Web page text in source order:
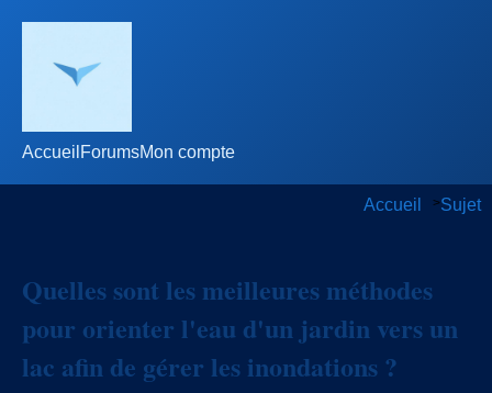
Accueil ForumsMon compte
Accueil >Sujet
Quelles sont les meilleures méthodes
pour orienter l'eau d'un jardin vers un
lac afin de gérer les inondations ?